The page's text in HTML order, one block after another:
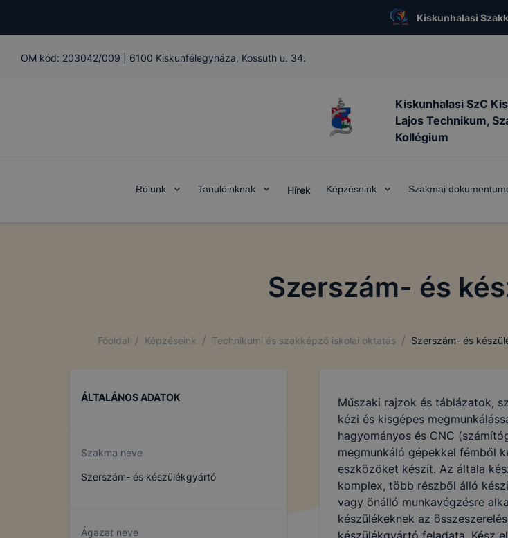
Kiskunhalasi
OM kód: 203042/009 6100 Kiskunfélegyháza, Kossuth u. 34.
Kiskunhalasi SzC
Lajos Technikum,
Kollégium
Rólunk Tanulóinknak Hírek Képzéseink Szakmai
Szerszám- és
Főoldal / Képzéseink / Technikumi és szakképző iskolai oktatás / Szerszám- és
ÁLTALÁNOS ADATOK
Szakma neve
Szerszám- és készülékgyártó
Ágazat neve
Műszaki rajzok és táblázatok,
kézi és kisgépes
hagyományos és CNC
megmunkáló gépekkel fémből
eszközöket készít. Az általa
komplex, több részből álló
vagy önálló munkavégzésre
készülékeknek az
készülékgyártó feladata. Kész